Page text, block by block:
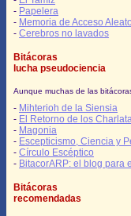
- Papelera
- Memoria de Acceso
- Cerebros no lavados
Bitácoras
lucha pseudociencia
Aunque muchas de las
- Mihterioh de la Siensia
- El Retorno de los
- Magonia
- Escepticismo, Ciencia y
- Círculo Escéptico
- BitacorARP: el blog para
Bitácoras
recomendadas